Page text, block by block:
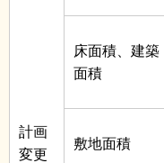
計画
変更
床面積、建築
面積
敷地面積